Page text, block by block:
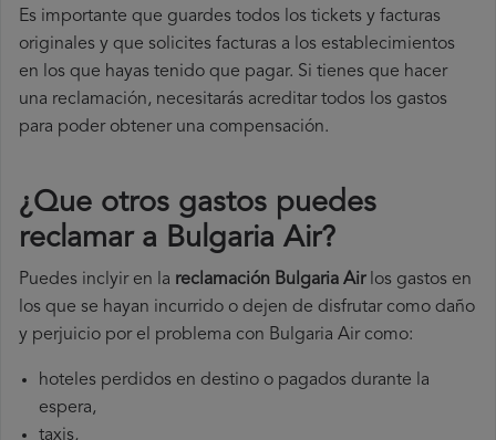
Es importante que guardes todos los tickets y facturas
originales y que solicites facturas a los establecimientos
en los que hayas tenido que pagar. Si tienes que hacer
una reclamación, necesitarás acreditar todos los gastos
para poder obtener una compensación.
¿Que otros gastos puedes
reclamar a Bulgaria Air​?
Puedes inclyir en la reclamación Bulgaria Airlos gastos en
los que se hayan incurrido o dejen de disfrutar como daño
y perjuicio por el problema con Bulgaria Air como:
hoteles perdidos en destino o pagados durante la
espera,
taxis,